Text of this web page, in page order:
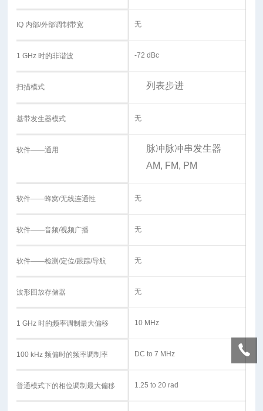
IQ 内部/外部调制带宽 无
1 GHz 时的非谐波 -72 dBc
扫描模式 列表步进
基带发生器模式 无
软件——通用 脉冲脉冲串发生器
AM, FM, PM
软件——蜂窝/无线连通性 无
软件——音频/视频广播 无
软件——检测/定位/跟踪/导航 无
波形回放存储器 无
1 GHz 时的频率调制最大偏移 10 MHz
100 kHz 频偏时的频率调制率 DC to 7 MHz
普通模式下的相位调制最大偏移 1.25 to 20 rad